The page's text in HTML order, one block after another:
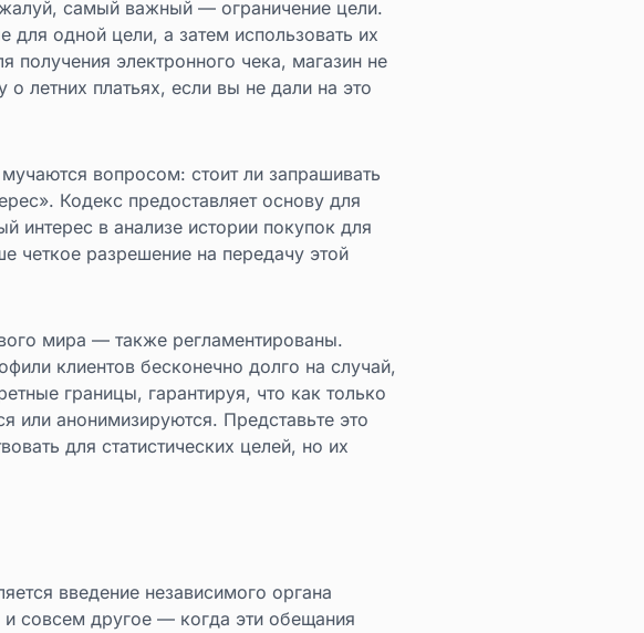
самый важный — ограничение цели.
для одной цели, а затем использовать их
получения электронного чека, магазин не
летних платьях, если вы не дали на это
вопросом: стоит ли запрашивать
Кодекс предоставляет основу для
интерес в анализе истории покупок для
четкое разрешение на передачу этой
мира — также регламентированы.
клиентов бесконечно долго на случай,
границы, гарантируя, что как только
или анонимизируются. Представьте это
для статистических целей, но их
введение независимого органа
совсем другое — когда эти обещания